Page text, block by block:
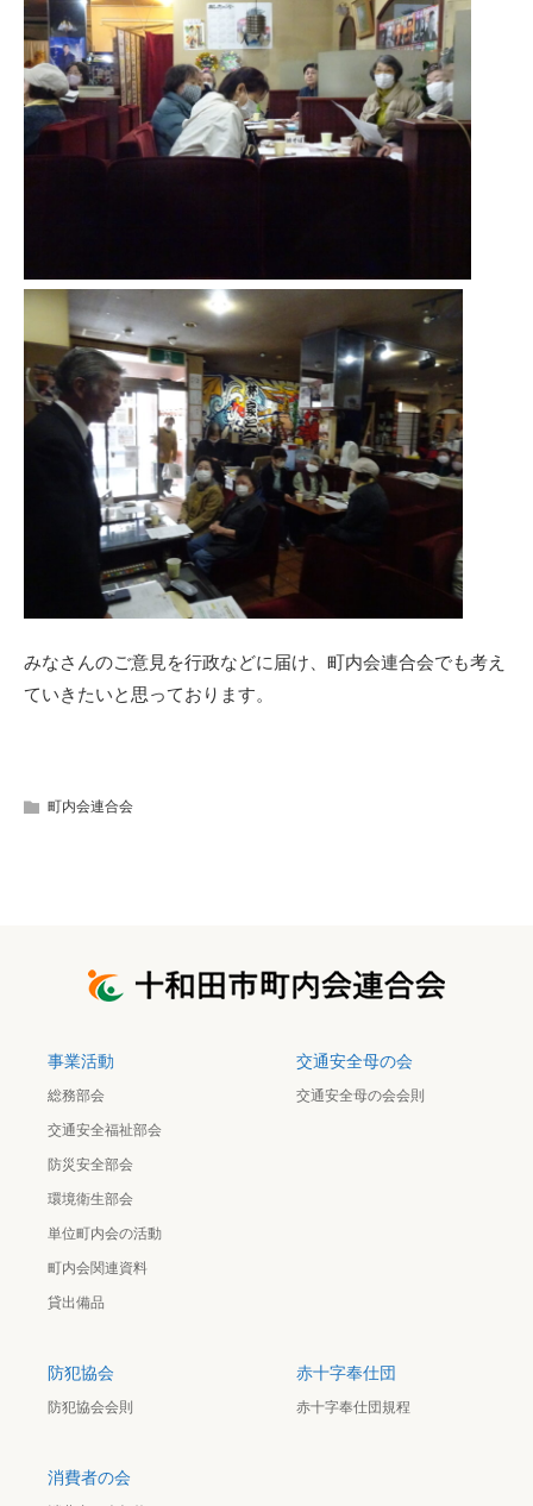
みなさんのご意見を行政などに届け、町内会連合会でも考え
ていきたいと思っております。
町内会連合会
事業活動
総務部会
交通安全福祉部会
防災安全部会
環境衛生部会
単位町内会の活動
町内会関連資料
貸出備品
交通安全母の会
交通安全母の会会則
防犯協会
防犯協会会則
赤十字奉仕団
赤十字奉仕団規程
消費者の会